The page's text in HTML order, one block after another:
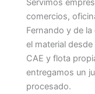
Servimos
comercios,
Fernando y de
el material
CAE y flota
entregamos un
procesado.